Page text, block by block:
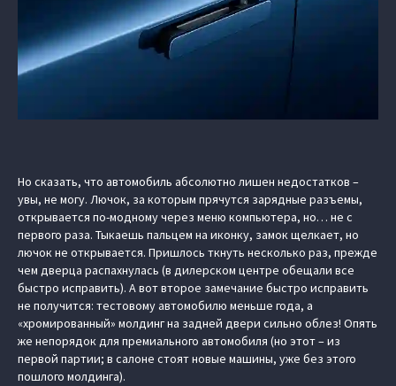
Но сказать, что автомобиль абсолютно лишен недостатков –
увы, не могу. Лючок, за которым прячутся зарядные разъемы,
открывается по-модному через меню компьютера, но… не с
первого раза. Тыкаешь пальцем на иконку, замок щелкает, но
лючок не открывается. Пришлось ткнуть несколько раз, прежде
чем дверца распахнулась (в дилерском центре обещали все
быстро исправить). А вот второе замечание быстро исправить
не получится: тестовому автомобилю меньше года, а
«хромированный» молдинг на задней двери сильно облез! Опять
же непорядок для премиального автомобиля (но этот – из
первой партии; в салоне стоят новые машины, уже без этого
пошлого молдинга).